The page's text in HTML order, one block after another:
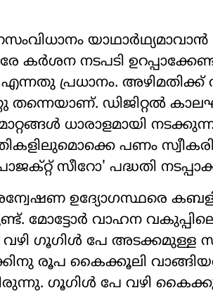
യാഥാർഥ്യമാവാൻ
കർശന നടപടി
പ്രധാനം.
ഡിജിറ്റൽ
ധാരാളമായി
പണം
സീറോ' പദ്ധതി
ഉദ്യോഗസ്ഥരെ
മോട്ടോർ വാഹന
ഗൂഗിൾ പേ അടക്കമുള്ള
രൂപ കൈക്കൂലി
ഗൂഗിൾ പേ വഴി